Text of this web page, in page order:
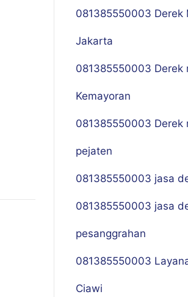
081385550003 Derek
Jakarta
081385550003 Derek
Kemayoran
081385550003 Derek
pejaten
081385550003 jasa
081385550003 jasa
pesanggrahan
081385550003
Ciawi